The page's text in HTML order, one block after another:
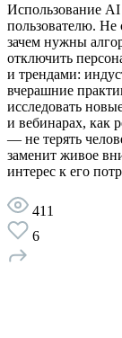
Использование
пользователю. Не
зачем нужны
отключить
и трендами:
вчерашние
исследовать
и вебинарах, как
— не терять
заменит живое
интерес к его
411
6